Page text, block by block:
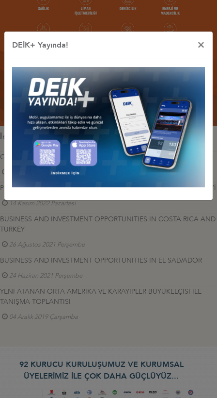
İş Konseyi ile Alakalı Diğer Etkinlikler
GUATEMALA YATIRIM AJANSI İLE SEKTÖREL İŞ BİRLİĞİ TOPLANTISI
08 Temmuz 2025 Salı
PRODOMINICANA İLE YUVARLAK MASA TOPLANTISI, DEİK MERKEZİ
14 Kasım 2022 Pazartesi
BUSINESS AND INVESTMENT OPPORTUNITIES IN COSTA RICA AND
TURKEY
26 Ağustos 2021 Perşembe
BUSINESS AND INVESTMENT OPPORTUNITIES IN EL SALVADOR
24 Haziran 2021 Perşembe
YENİ ATANAN ORTA AMERİKA VE KARAYİPLER BÜYÜKELÇİSİ İLE
TANIŞMA TOPLANTISI
04 Aralık 2019 Çarşamba
92 KURUCU KURULUŞUMUZ VE KURUMSAL
ÜYELERİMİZ İLE ÇOK DAHA GÜÇLÜYÜZ...
DEİK+ Yayında! ×